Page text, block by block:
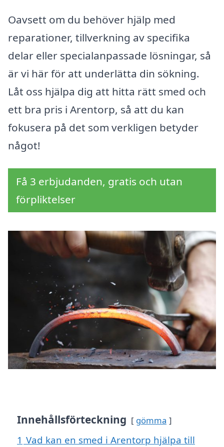
Oavsett om du behöver hjälp med
reparationer, tillverkning av specifika
delar eller specialanpassade lösningar, så
är vi här för att underlätta din sökning.
Låt oss hjälpa dig att hitta rätt smed och
ett bra pris i Arentorp, så att du kan
fokusera på det som verkligen betyder
något!
Få 3 erbjudanden, gratis och utan
förpliktelser
Innehållsförteckning gömma
1 Vad kan en smed i Arentorp hjälpa till